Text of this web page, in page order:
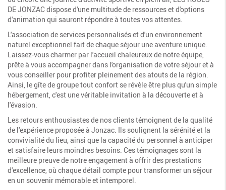
DE JONZAC dispose d'une multitude de ressources et d'options
d'animation qui sauront répondre à toutes vos attentes.
L'association de services personnalisés et d'un environnement
naturel exceptionnel fait de chaque séjour une aventure unique.
Laissez-vous charmer par l'accueil chaleureux de notre équipe,
prête à vous accompagner dans l'organisation de votre séjour et à
vous conseiller pour profiter pleinement des atouts de la région.
Ainsi, le gîte de groupe tout confort se révèle être plus qu'un simple
hébergement, c'est une véritable invitation à la découverte et à
l'évasion.
Les retours enthousiastes de nos clients témoignent de la qualité
de l'expérience proposée à Jonzac. Ils soulignent la sérénité et la
convivialité du lieu, ainsi que la capacité du personnel à anticiper
et satisfaire leurs moindres besoins. Ces témoignages sont la
meilleure preuve de notre engagement à offrir des prestations
d'excellence, où chaque détail compte pour transformer un séjour
en un souvenir mémorable et intemporel.